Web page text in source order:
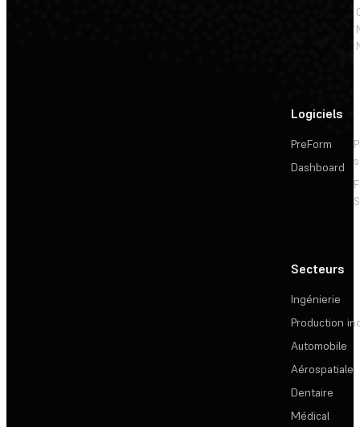
Logiciels
PreForm
Dashboard
Secteurs
Ingénierie
Production
Automobile
Aérospatiale
Dentaire
Médical